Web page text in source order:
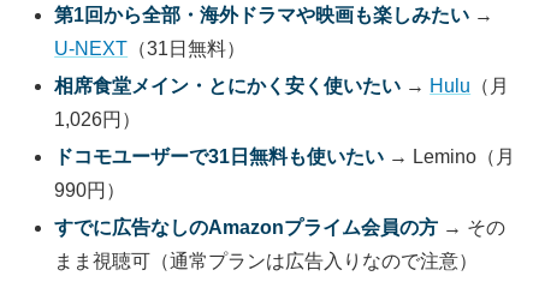
第1回から全部・海外ドラマや映画も楽しみたい →
U-NEXT （31日無料）
相席食堂メイン・とにかく安く使いたい → Hulu （月
1,026円）
ドコモユーザーで31日無料も使いたい → Lemino（月
990円）
すでに広告なしのAmazonプライム会員の方 → その
まま視聴可（通常プランは広告入りなので注意）